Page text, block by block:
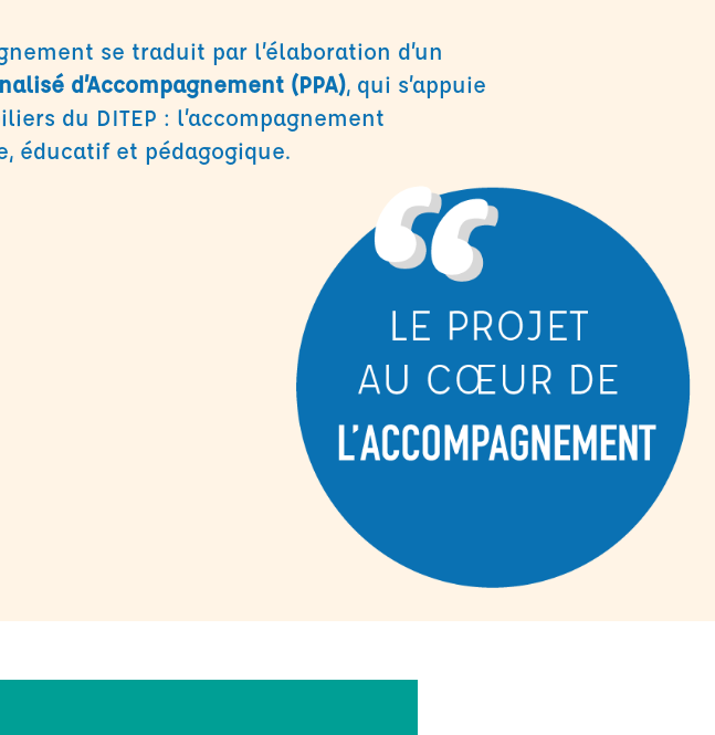
se traduit par l’élaboration d’un
d’Accompagnement (PPA), qui s’appuie
du DITEP : l’accompagnement
éducatif et pédagogique.